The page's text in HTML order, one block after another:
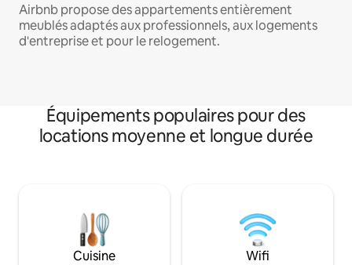
Airbnb propose des appartements entièrement
meublés adaptés aux professionnels, aux logements
d'entreprise et pour le relogement.
Équipements populaires pour des
locations moyenne et longue durée
Cuisine Wifi